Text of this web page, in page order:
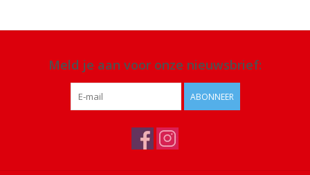
Meld je aan voor onze nieuwsbrief:
ABONNEER